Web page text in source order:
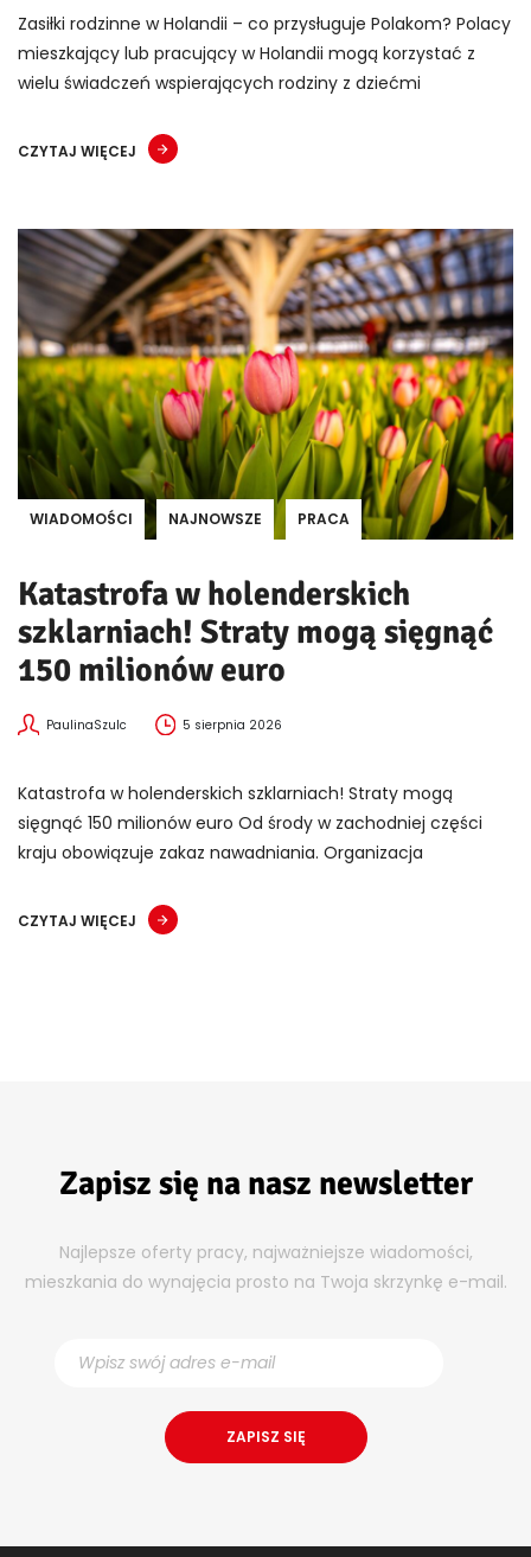
Zasiłki rodzinne w Holandii – co przysługuje Polakom? Polacy
mieszkający lub pracujący w Holandii mogą korzystać z
wielu świadczeń wspierających rodziny z dziećmi
CZYTAJ WIĘCEJ
WIADOMOŚCI NAJNOWSZE PRACA
Katastrofa w holenderskich
szklarniach! Straty mogą sięgnąć
150 milionów euro
PaulinaSzulc 5 sierpnia 2026
Katastrofa w holenderskich szklarniach! Straty mogą
sięgnąć 150 milionów euro Od środy w zachodniej części
kraju obowiązuje zakaz nawadniania. Organizacja
CZYTAJ WIĘCEJ
Zapisz się na nasz newsletter
Najlepsze oferty pracy, najważniejsze wiadomości,
mieszkania do wynajęcia prosto na Twoja skrzynkę e-mail.